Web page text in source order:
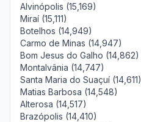
Alvinópolis (15,169)
Miraí (15,111)
Botelhos (14,949)
Carmo de Minas (14,947)
Bom Jesus do Galho (14,862)
Montalvânia (14,747)
Santa Maria do Suaçuí (14,611)
Matias Barbosa (14,548)
Alterosa (14,517)
Brazópolis (14,410)